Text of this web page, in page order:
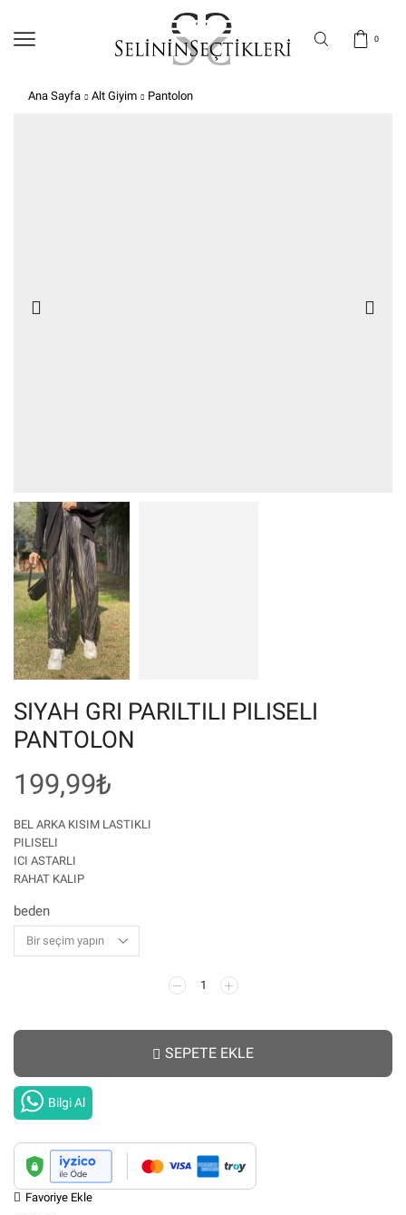
0
Ana Sayfa Alt Giyim Pantolon
SIYAH GRI PARILTILI PILISELI
PANTOLON
199,99₺
BEL ARKA KISIM LASTIKLI
PILISELI
ICI ASTARLI
RAHAT KALIP
beden
SIYAH
GRI
PILISELI
PANTOLON
adet
SEPETE EKLE
Bilgi Al
Favoriye Ekle